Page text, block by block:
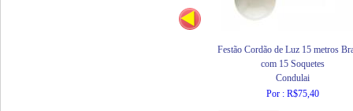
Festão Cordão de Luz 15 metros
com 15 Soquetes
Condulai
Por : R$75,40